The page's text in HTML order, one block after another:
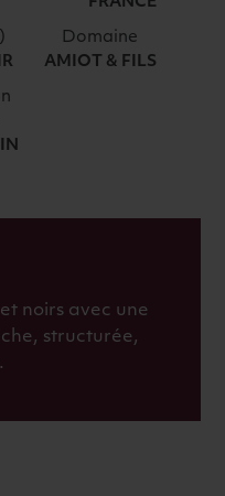
Domaine
AMIOT & FILS
noirs avec une
structurée,